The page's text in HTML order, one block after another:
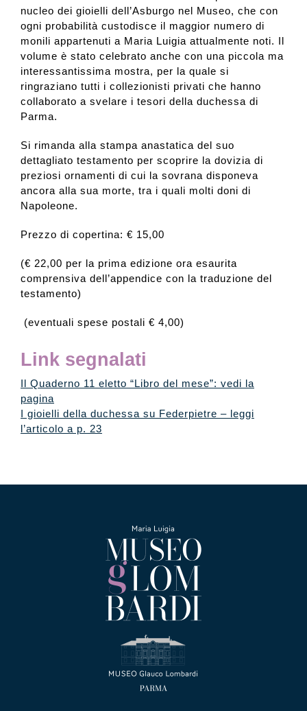
nucleo dei gioielli dell’Asburgo nel Museo, che con
ogni probabilità custodisce il maggior numero di
monili appartenuti a Maria Luigia attualmente noti. Il
volume è stato celebrato anche con una piccola ma
interessantissima mostra, per la quale si
ringraziano tutti i collezionisti privati che hanno
collaborato a svelare i tesori della duchessa di
Parma.
Si rimanda alla stampa anastatica del suo
dettagliato testamento per scoprire la dovizia di
preziosi ornamenti di cui la sovrana disponeva
ancora alla sua morte, tra i quali molti doni di
Napoleone.
Prezzo di copertina: € 15,00
(€ 22,00 per la prima edizione ora esaurita
comprensiva dell’appendice con la traduzione del
testamento)
(eventuali spese postali € 4,00)
Link segnalati
Il Quaderno 11 eletto “Libro del mese”: vedi la
pagina
I gioielli della duchessa su Federpietre – leggi
l’articolo a p. 23